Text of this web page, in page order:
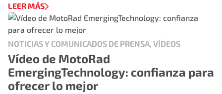
LEER MÁS
NOTICIAS Y COMUNICADOS DE PRENSA, VÍDEOS
Vídeo de MotoRad
EmergingTechnology: confianza para
ofrecer lo mejor